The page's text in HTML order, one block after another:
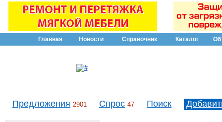
Главная Новости Справочник Каталог
Предложения 2901 Спрос 47 Поиск